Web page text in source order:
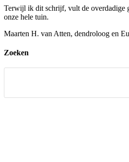
Terwijl ik dit schrijf, vult de overdadige
onze hele tuin.
Maarten H. van Atten, dendroloog en
Zoeken